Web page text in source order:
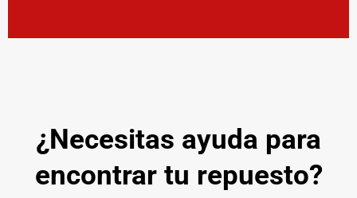
¿Necesitas ayuda para
encontrar tu repuesto?